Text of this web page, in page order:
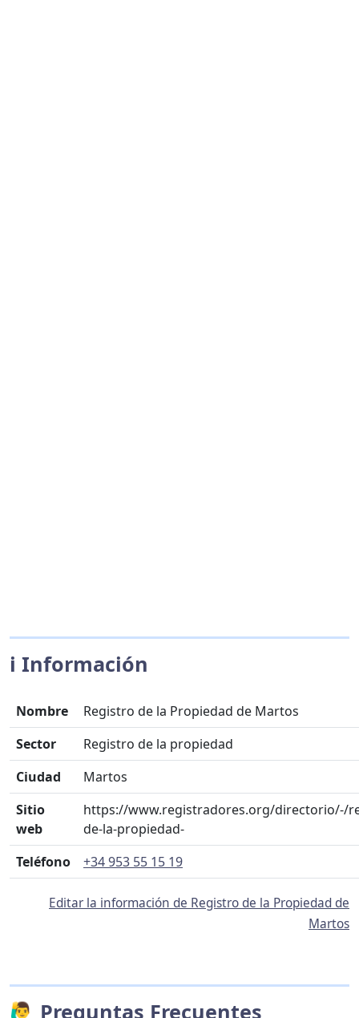
ℹ️ Información
Nombre
Registro de la Propiedad de Martos
Sector
Registro de la propiedad
Ciudad
Martos
Sitio
web
https://www.registradores.org/directorio/-/
de-la-propiedad-
Teléfono
+34 953 55 15 19
Editar la información de Registro de la Propiedad de
Martos
🙋‍♂️ Preguntas Frecuentes